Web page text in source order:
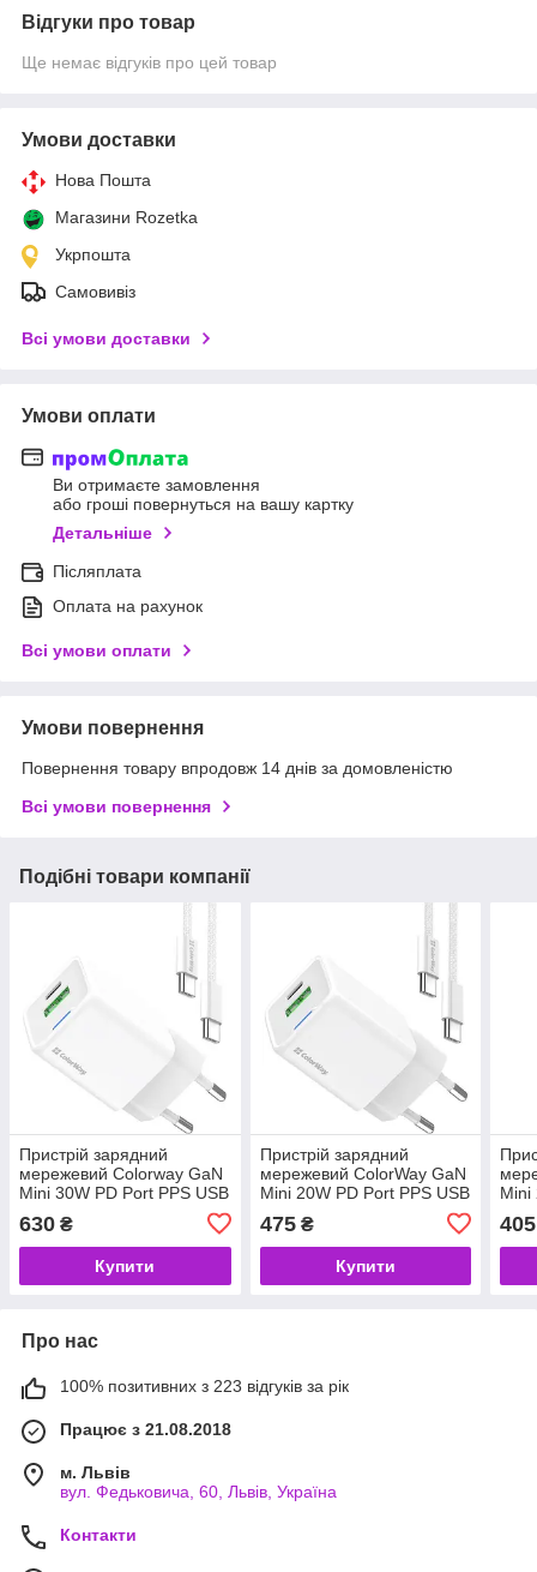
Відгуки про товар
Ще немає відгуків про цей товар
Умови доставки
Нова Пошта
Магазини Rozetka
Укрпошта
Самовивіз
Всі умови доставки
Умови оплати
Ви отримаєте замовлення
або гроші повернуться на вашу картку
Детальніше
Післяплата
Оплата на рахунок
Всі умови оплати
Умови повернення
Повернення товару впродовж 14 днів за домовленістю
Всі умови повернення
Подібні товари компанії
Пристрій зарядний
мережевий Colorway GaN
Mini 30W PD Port PPS USB
(Type-C PD + USB QC4.0)
cable Type-C (код
630 ₴
Купити
Пристрій зарядний
мережевий ColorWay GaN
Mini 20W PD Port PPS USB
(Type-C PD + USB QC4.0)
cable Type-C
475₴
Купити
Mini
405
Про нас
100% позитивних з 223 відгуків за рік
Працює з 21.08.2018
м. Львів
вул. Федьковича, 60, Львів, Україна
Контакти